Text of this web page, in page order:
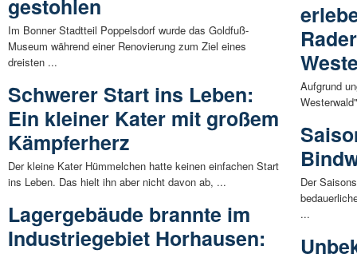
gestohlen
Im Bonner Stadtteil Poppelsdorf wurde das Goldfuß-
Museum während einer Renovierung zum Ziel eines
dreisten ...
Schwerer Start ins Leben:
Ein kleiner Kater mit großem
Kämpferherz
Der kleine Kater Hümmelchen hatte keinen einfachen Start
ins Leben. Das hielt ihn aber nicht davon ab, ...
Lagergebäude brannte im
Industriegebiet Horhausen:
Aufgrund
Der
...